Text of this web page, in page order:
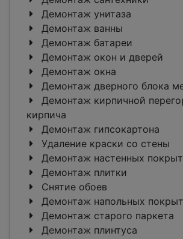
Демонтаж унитаза
Демонтаж ванны
Демонтаж батареи
Демонтаж окон и дверей
Демонтаж окна
Демонтаж дверного блока
Демонтаж кирпичной
кирпича
Демонтаж гипсокартона
Удаление краски со стены
Демонтаж настенных
Демонтаж плитки
Снятие обоев
Демонтаж напольных
Демонтаж старого паркета
Демонтаж плинтуса